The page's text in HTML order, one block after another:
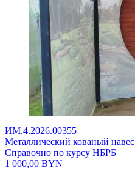
ИМ.4.2026.00355
Металлический кованый навес
Справочно по курсу НБРБ
1 000,00 BYN